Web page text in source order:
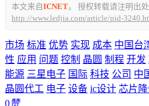
本文来自ICNET。 授权转载请注明出处
http://www.ledjia.com/article/pid-
市场 标准 优势 实现 成本 中国台
性 应用 问题 控制 晶圆 制程 开发
能源 三星电子 国际 科技 公司 中
晶圆代工 电子 设备 ic设计 芯片
0赞